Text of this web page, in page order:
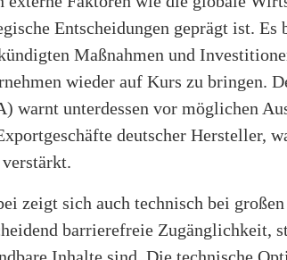
Entscheidungen geprägt ist.
Maßnahmen und
wieder auf Kurs zu bringen.
warnt unterdessen vor möglichen
deutscher Hersteller,
zeigt sich auch technisch bei
barrierefreie Zugänglichkeit,